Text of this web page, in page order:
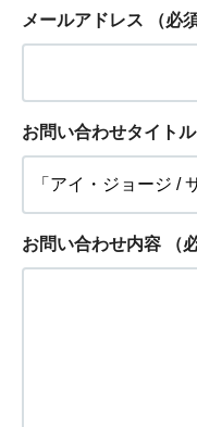
メールアドレス （必
お問い合わせタイトル
お問い合わせ内容 （